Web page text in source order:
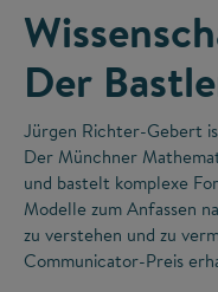
Der
Jürgen Richter-Gebert
Der Münchner
und bastelt komplexe
Modelle zum Anfassen
zu verstehen und zu
Communicator-Preis